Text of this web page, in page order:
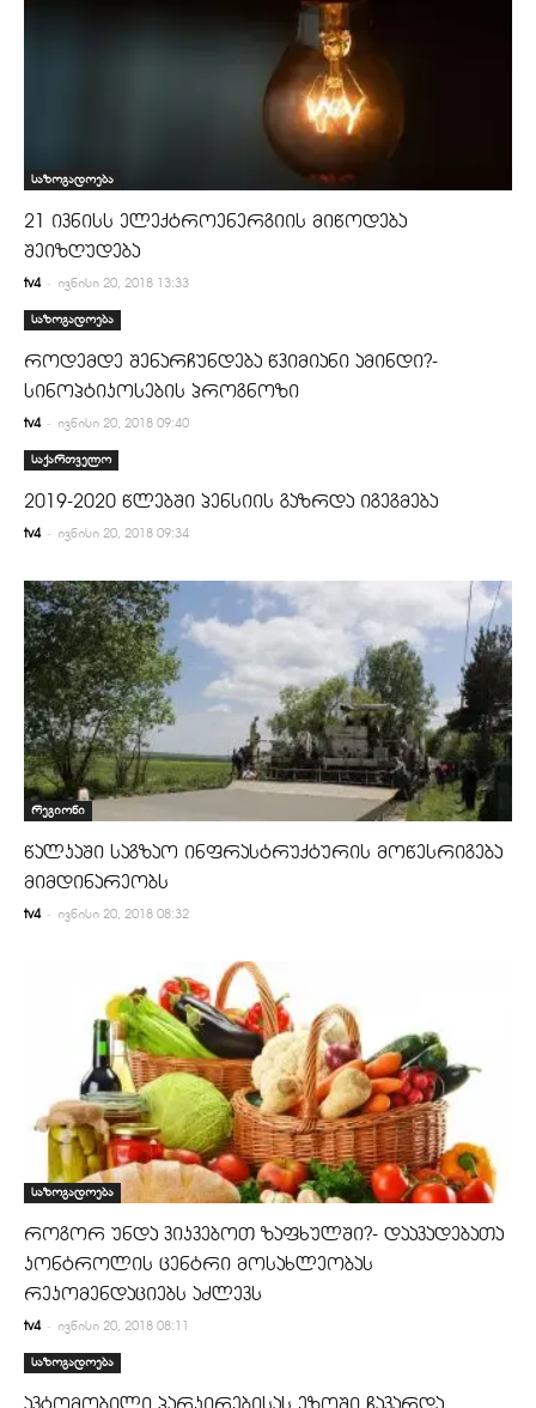
საზოგადოება
21 ივნისს ელექტროენერგიის მიწოდება
შეიზღუდება
tv4 - ივნისი 20, 2018 13:33
საზოგადოება
როდემდე შენარჩუნდება წვიმიანი ამინდი?-
სინოპტიკოსების პროგნოზი
tv4 - ივნისი 20, 2018 09:40
საქართველო
2019-2020 წლებში პენსიის გაზრდა იგეგმება
tv4 - ივნისი 20, 2018 09:34
რეგიონი
წალკაში საგზაო ინფრასტრუქტურის მოწესრიგება
მიმდინარეობს
tv4 - ივნისი 20, 2018 08:32
საზოგადოება
როგორ უნდა ვიკვებოთ ზაფხულში?- დაავადებათა
კონტროლის ცენტრი მოსახლეობას
რეკომენდაციებს აძლევს
tv4 - ივნისი 20, 2018 08:11
საზოგადოება